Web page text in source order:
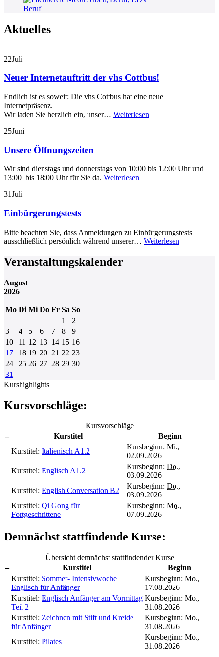
Beruf
Aktuelles
22Juli
Neuer Internetauftritt der vhs Cottbus!
Endlich ist es soweit: Die vhs Cottbus hat eine neue
Internetpräsenz.
Wir laden Sie herzlich ein, unser… Weiterlesen
25Juni
Unsere Öffnungszeiten
Wir sind dienstags und donnerstags von 10:00 bis 12:00 Uhr und
13:00 bis 18:00 Uhr für Sie da. Weiterlesen
31Juli
Einbürgerungstests
Bitte beachten Sie, dass Anmeldungen zu Einbürgerungstests
ausschließlich persönlich während unserer… Weiterlesen
Veranstaltungskalender
August
2026
Mo Di Mi Do Fr Sa So
1
2
3
4 5 6 7 8
9
10
11 12 13 14 15 16
17
18 19 20 21 22 23
24
25 26 27 28 29 30
31
Kurshighlights
Kursvorschläge:
Kursvorschläge
–
Kurstitel
Beginn
Kurstitel: Italienisch A1.2
Kursbeginn: Mi.,
02.09.2026
Kurstitel: Englisch A1.2
Kursbeginn: Do.,
03.09.2026
Kurstitel: English Conversation B2
Kursbeginn: Do.,
03.09.2026
Kurstitel: Qi Gong für
Fortgeschrittene
Kursbeginn: Mo.,
07.09.2026
Demnächst stattfindende Kurse:
Übersicht demnächst stattfindender Kurse
–
Kurstitel
Beginn
Kurstitel: Sommer- Intensivwoche
Englisch für Anfänger
Kursbeginn: Mo.,
17.08.2026
Kurstitel: Englisch Anfänger am Vormittag
Teil 2
Kursbeginn: Mo.,
31.08.2026
Kurstitel: Zeichnen mit Stift und Kreide
für Anfänger
Kursbeginn: Mo.,
31.08.2026
Kurstitel: Pilates
Kursbeginn: Mo.,
31.08.2026